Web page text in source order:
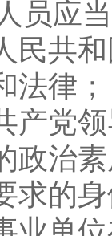
应当
共和
律；
党领
治素
的身